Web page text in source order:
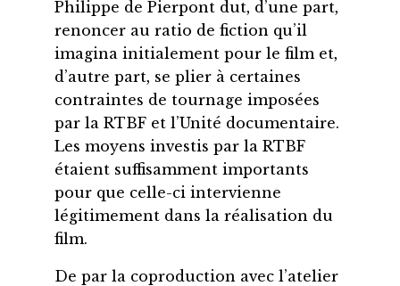
Philippe de Pierpont dut, d’une part,
renoncer au ratio de fiction qu’il
imagina initialement pour le film et,
d’autre part, se plier à certaines
contraintes de tournage imposées
par la RTBF et l’Unité documentaire.
Les moyens investis par la RTBF
étaient suffisamment importants
pour que celle-ci intervienne
légitimement dans la réalisation du
film.
De par la coproduction avec l’atelier